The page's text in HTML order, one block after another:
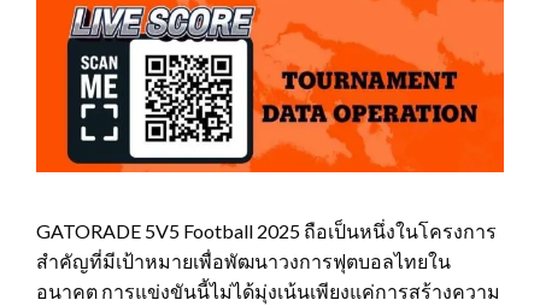
GATORADE 5V5 Football 2025 ถือเป็นหนึ่งในโครงการ
สำคัญที่มีเป้าหมายเพื่อพัฒนาวงการฟุตบอลไทยใน
อนาคต การแข่งขันนี้ไม่ได้มุ่งเน้นเพียงแค่การสร้างความ